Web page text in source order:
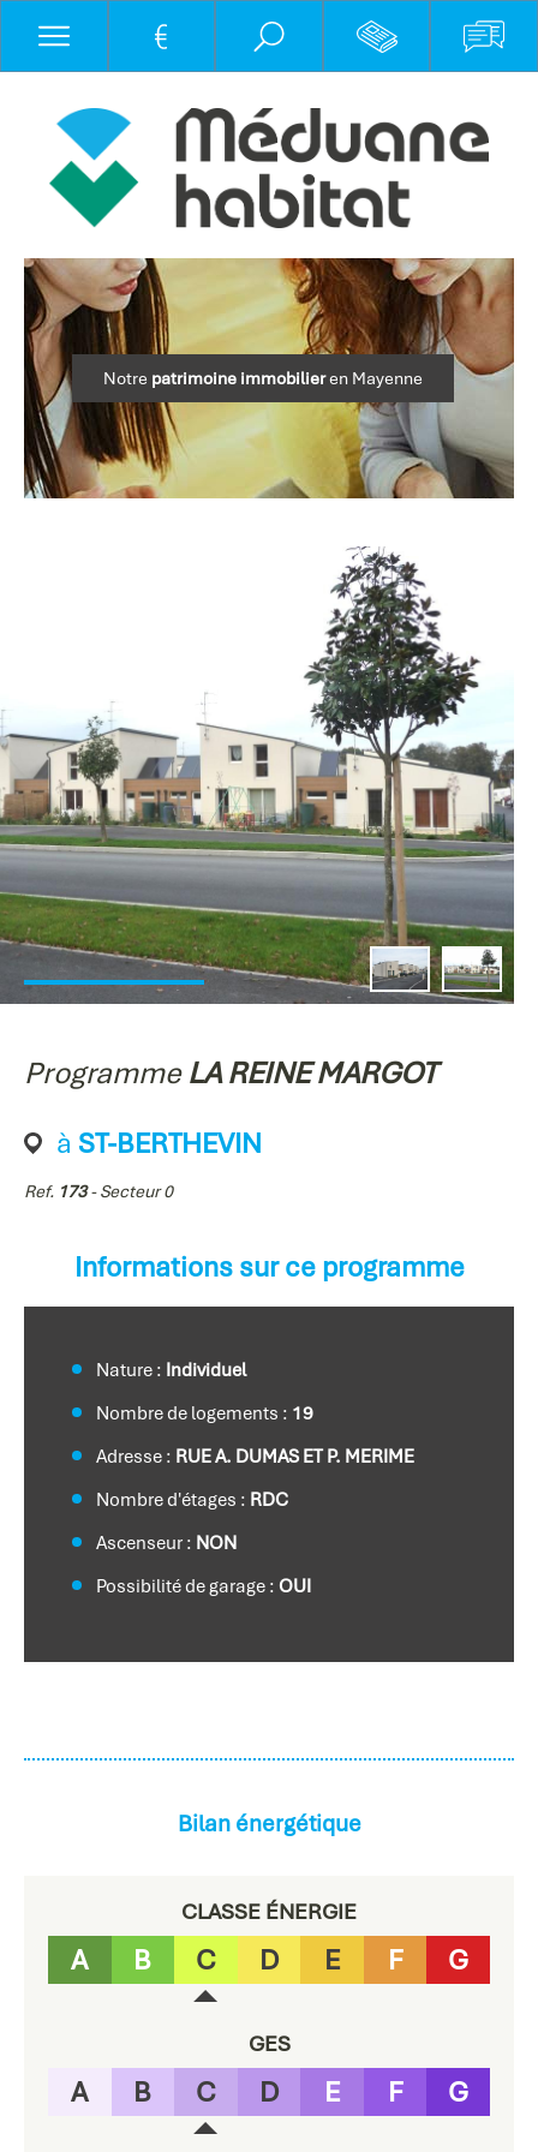
Notre patrimoine immobilieren Mayenne
ProgrammeLA REINE MARGOT
à ST-BERTHEVIN
Ref. 173- Secteur 0
Informations sur ce programme
Nature : Individuel
Nombre de logements : 19
Adresse : RUE A. DUMAS ET P. MERIME
Nombre d'étages : RDC
Ascenseur : NON
Possibilité de garage : OUI
Bilan énergétique
CLASSE ÉNERGIE
A B C D E F G
GES
A B C D E F G